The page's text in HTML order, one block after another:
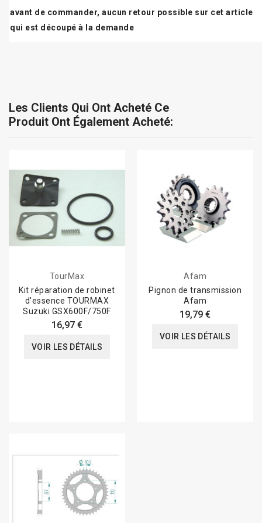
avant de commander, aucun retour possible sur cet article
qui est découpé à la demande
Les Clients Qui Ont Acheté Ce
Produit Ont Également Acheté:
TourMax
Kit réparation de robinet
d'essence TOURMAX
Suzuki GSX600F/750F
16,97 €
VOIR LES DÉTAILS
Afam
Pignon de transmission
Afam
19,79 €
VOIR LES DÉTAILS